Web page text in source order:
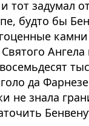
тот задумал
будто бы
да
не знала